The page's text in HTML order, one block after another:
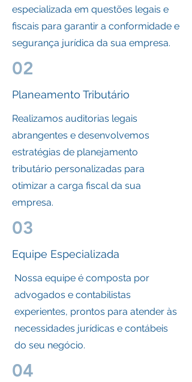
especializada em questões legais e
fiscais para garantir a conformidade e
segurança jurídica da sua empresa.
02
Planeamento Tributário
Realizamos auditorias legais
abrangentes e desenvolvemos
estratégias de planejamento
tributário personalizadas para
otimizar a carga fiscal da sua
empresa.
03
Equipe Especializada
Nossa equipe é composta por
advogados e contabilistas
experientes, prontos para atender às
necessidades jurídicas e contábeis
do seu negócio.
04